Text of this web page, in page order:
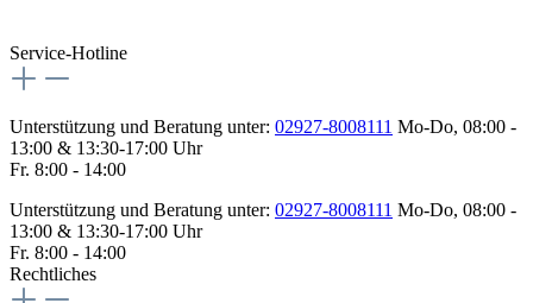
Service-Hotline
Unterstützung und Beratung unter: 02927-8008111 Mo-Do, 08:00 -
13:00 & 13:30-17:00 Uhr
Fr. 8:00 - 14:00
Unterstützung und Beratung unter: 02927-8008111 Mo-Do, 08:00 -
13:00 & 13:30-17:00 Uhr
Fr. 8:00 - 14:00
Rechtliches